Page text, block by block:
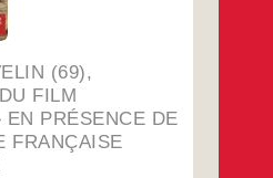
(69),
FILM
EN PRÉSENCE DE
FRANÇAISE